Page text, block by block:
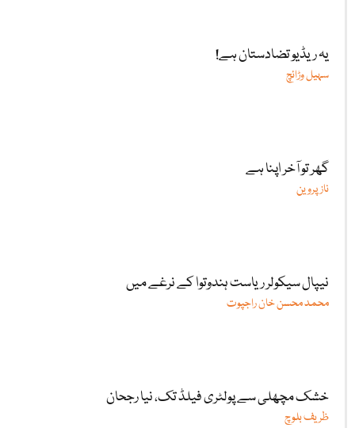
یہ ریڈیو تضادستان ہے!
سہیل وڑائچ
گھر تو آخر اپنا ہے
ناز پروین
نیپال سیکولر ریاست ہندوتوا کے نرغے میں
محمد محسن خان راجپوت
خشک مچھلی سے پولٹری فیلڈ تک، نیا رجحان
ظریف بلوچ